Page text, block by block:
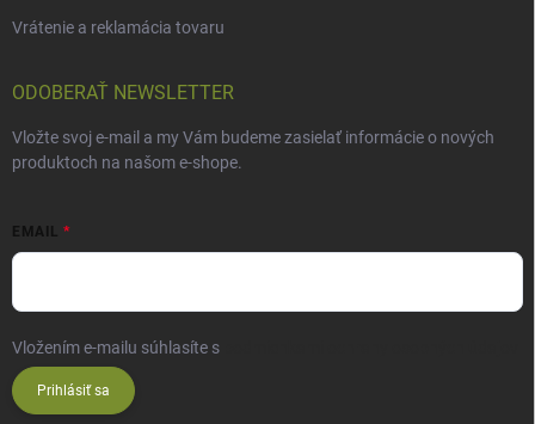
Vrátenie a reklamácia tovaru
ODOBERAŤ NEWSLETTER
Vložte svoj e-mail a my Vám budeme zasielať informácie o nových
produktoch na našom e-shope.
EMAIL
Vložením e-mailu súhlasíte s
Prihlásiť sa